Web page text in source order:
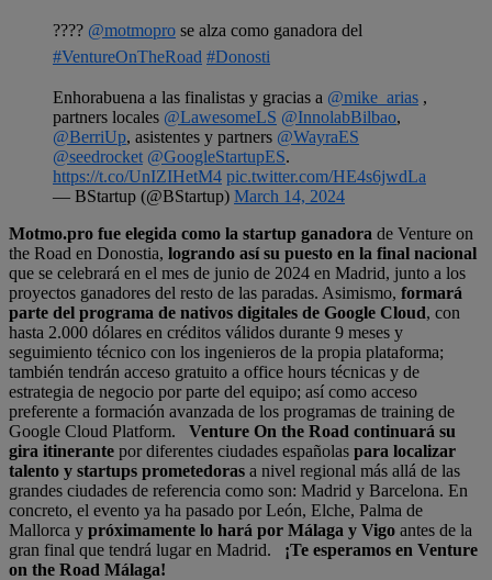
???? @motmopro se alza como ganadora del
#VentureOnTheRoad #Donosti
Enhorabuena a las finalistas y gracias a @mike_arias ,
partners locales @LawesomeLS @InnolabBilbao,
@BerriUp, asistentes y partners @WayraES
@seedrocket @GoogleStartupES.
https://t.co/UnIZIHetM4 pic.twitter.com/HE4s6jwdLa
— BStartup (@BStartup) March 14, 2024
Motmo.pro fue elegida como la startup ganadora de Venture on
the Road en Donostia, logrando así su puesto en la final nacional
que se celebrará en el mes de junio de 2024 en Madrid, junto a los
proyectos ganadores del resto de las paradas. Asimismo, formará
parte del programa de nativos digitales de Google Cloud, con
hasta 2.000 dólares en créditos válidos durante 9 meses y
seguimiento técnico con los ingenieros de la propia plataforma;
también tendrán acceso gratuito a office hours técnicas y de
estrategia de negocio por parte del equipo; así como acceso
preferente a formación avanzada de los programas de training de
Google Cloud Platform. Venture On the Road continuará su
gira itinerante por diferentes ciudades españolas para localizar
talento y startups prometedoras a nivel regional más allá de las
grandes ciudades de referencia como son: Madrid y Barcelona. En
concreto, el evento ya ha pasado por León, Elche, Palma de
Mallorca y próximamente lo hará por Málaga y Vigo antes de la
gran final que tendrá lugar en Madrid. ¡Te esperamos en Venture
on the Road Málaga!